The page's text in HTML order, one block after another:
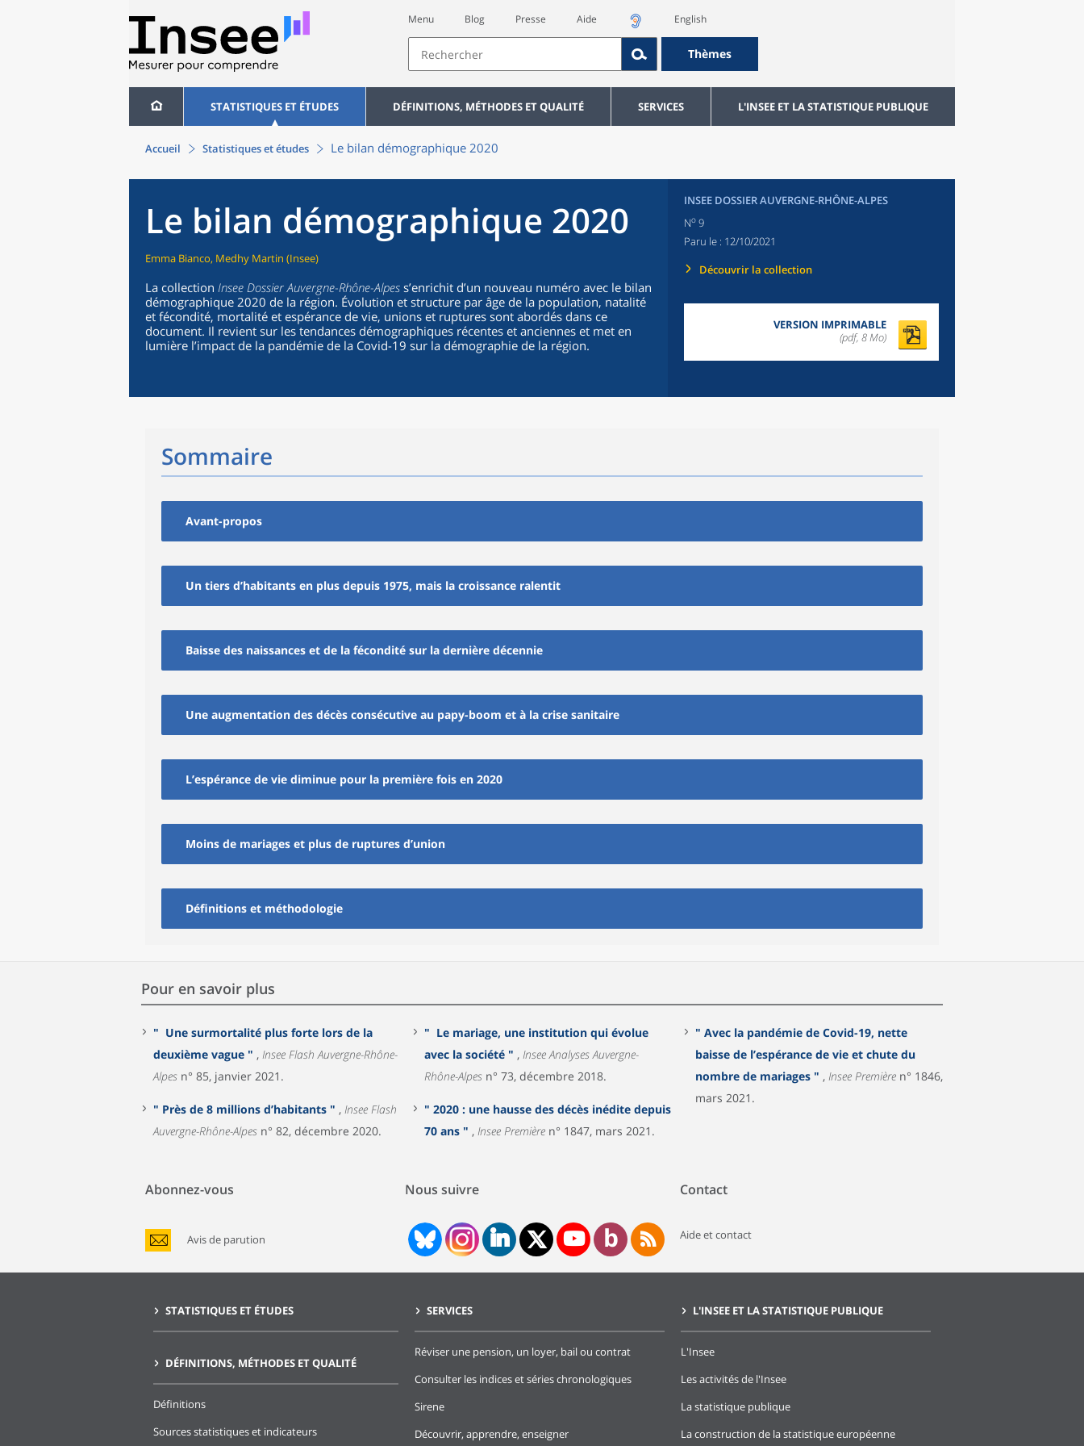
Menu Blog Presse Aide English
Thèmes
STATISTIQUES ET ÉTUDES DÉFINITIONS, MÉTHODES ET QUALITÉ SERVICES L'INSEE ET LA STATISTIQUE PUBLIQUE
Accueil Statistiques et études Le bilan démographique 2020
Le bilan démographique 2020
Emma Bianco, Medhy Martin (Insee)
La collection Insee Dossier Auvergne-Rhône-Alpes s’enrichit d’un nouveau numéro avec le bilan
démographique 2020 de la région. Évolution et structure par âge de la population, natalité
et fécondité, mortalité et espérance de vie, unions et ruptures sont abordés dans ce
document. Il revient sur les tendances démographiques récentes et anciennes et met en
lumière l’impact de la pandémie de la Covid-19 sur la démographie de la région.
INSEE DOSSIER AUVERGNE-RHÔNE-ALPES
No 9
Paru le : 12/10/2021
Découvrir la collection
VERSION IMPRIMABLE
(pdf, 8 Mo)
Sommaire
Avant-propos
Un tiers d’habitants en plus depuis 1975, mais la croissance ralentit
Baisse des naissances et de la fécondité sur la dernière décennie
Une augmentation des décès consécutive au papy-boom et à la crise sanitaire
L’espérance de vie diminue pour la première fois en 2020
Moins de mariages et plus de ruptures d’union
Définitions et méthodologie
Pour en savoir plus
" Une surmortalité plus forte lors de la
deuxième vague " , Insee Flash Auvergne-Rhône-
Alpes n° 85, janvier 2021.
" Près de 8 millions d’habitants " , Insee Flash
Auvergne-Rhône-Alpes n° 82, décembre 2020.
" Le mariage, une institution qui évolue
avec la société " , Insee Analyses Auvergne-
Rhône-Alpes n° 73, décembre 2018.
" 2020 : une hausse des décès inédite depuis
70 ans " , Insee Première n° 1847, mars 2021.
" Avec la pandémie de Covid-19, nette
baisse de l’espérance de vie et chute du
nombre de mariages " , Insee Première n° 1846,
mars 2021.
Abonnez-vous
Avis de parution
Nous suivre Contact
Aide et contact
STATISTIQUES ET ÉTUDES
DÉFINITIONS, MÉTHODES ET QUALITÉ
Définitions
Sources statistiques et indicateurs
SERVICES
Réviser une pension, un loyer, bail ou contrat
Consulter les indices et séries chronologiques
Sirene
Découvrir, apprendre, enseigner
L'INSEE ET LA STATISTIQUE PUBLIQUE
L'Insee
Les activités de l'Insee
La statistique publique
La construction de la statistique européenne